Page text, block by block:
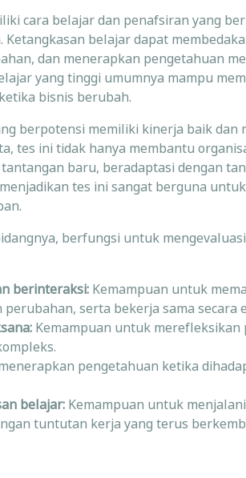
cara belajar dan penafsiran yang
belajar dapat
dan menerapkan pengetahuan
yang tinggi umumnya mampu
bisnis berubah.
berpotensi memiliki kinerja baik dan
tes ini tidak hanya membantu
baru, beradaptasi dengan
tes ini sangat berguna
berfungsi untuk
berinteraksi: Kemampuan untuk
serta bekerja sama secara
Kemampuan untuk merefleksikan
pengetahuan ketika
belajar: Kemampuan untuk
tuntutan kerja yang terus